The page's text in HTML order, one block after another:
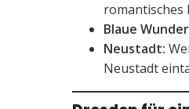
romantisches
Blaue
Neustadt:
Neustadt